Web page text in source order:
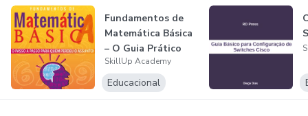
#AutomacaoIndustrial
#EngenhariaEletrica
#EngenhariaEletronica
Fundamentos de
Matemática Básica
– O Guia Prático
para Domin...
SkillUp Academy
Educacional